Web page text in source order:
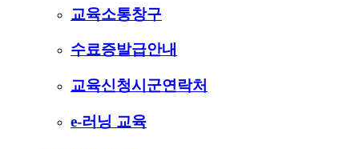
교육소통창구
수료증발급안내
교육신청시군연락처
e-러닝 교육